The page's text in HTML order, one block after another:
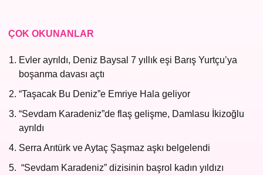
ÇOK OKUNANLAR
Evler ayrıldı, Deniz Baysal 7 yıllık eşi Barış Yurtçu’ya
boşanma davası açtı
“Taşacak Bu Deniz”e Emriye Hala geliyor
“Sevdam Karadeniz”de flaş gelişme, Damlasu İkizoğlu
ayrıldı
Serra Arıtürk ve Aytaç Şaşmaz aşkı belgelendi
“Sevdam Karadeniz” dizisinin başrol kadın yıldızı